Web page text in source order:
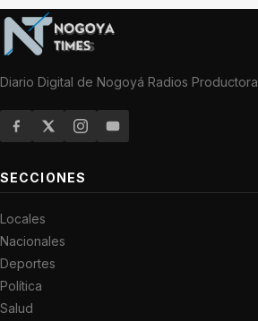
Diario Digital de Nogoyá Radios Productora
SECCIONES
Locales
Nacionales
Deportes
Política
Salud